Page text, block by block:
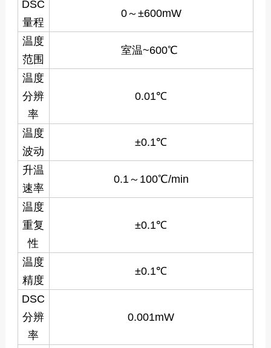
DSC
量程
0～±600mW
温度
范围
室温~600℃
温度
分辨
率
0.01℃
温度
波动
±0.1℃
升温
速率
0.1～100℃/min
温度
重复
性
±0.1℃
温度
精度
±0.1℃
DSC
分辨
率
0.001mW